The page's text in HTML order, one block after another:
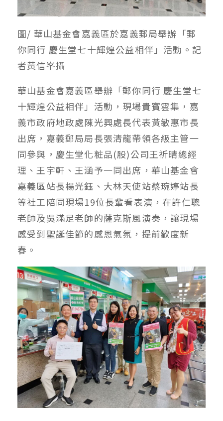
圖/ 華山基金會嘉義區於嘉義郵局舉辦「郵
你同行 慶生堂七十輝煌公益相伴」活動。記
者黃信峯攝
華山基金會嘉義區舉辦「郵你同行 慶生堂七
十輝煌公益相伴」活動，現場貴賓雲集，嘉
義市政府地政處陳光興處長代表黃敏惠市長
出席，嘉義郵局局長張清龍帶領各級主管一
同參與，慶生堂化粧品(股)公司王祈晴總經
理、王宇軒、王涵予一同出席，華山基金會
嘉義區站長楊光鈺、大林天使站蔡琬婷站長
等社工陪同現場19位長輩看表演，在許仁聰
老師及吳滿足老師的薩克斯風演奏，讓現場
感受到聖誕佳節的感恩氣氛，提前歡度新
春。